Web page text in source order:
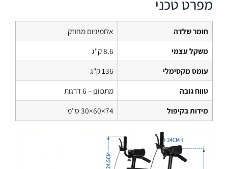
מפרט טכני
חומר שלדה
אלומיניום מחוזק
משקל עצמי
8.6 ק"ג
עומס מקסימלי
136 ק"ג
טווח גובה
מתכוונן – 6 דרגות
מידות בקיפול
74×60×30 ס"מ